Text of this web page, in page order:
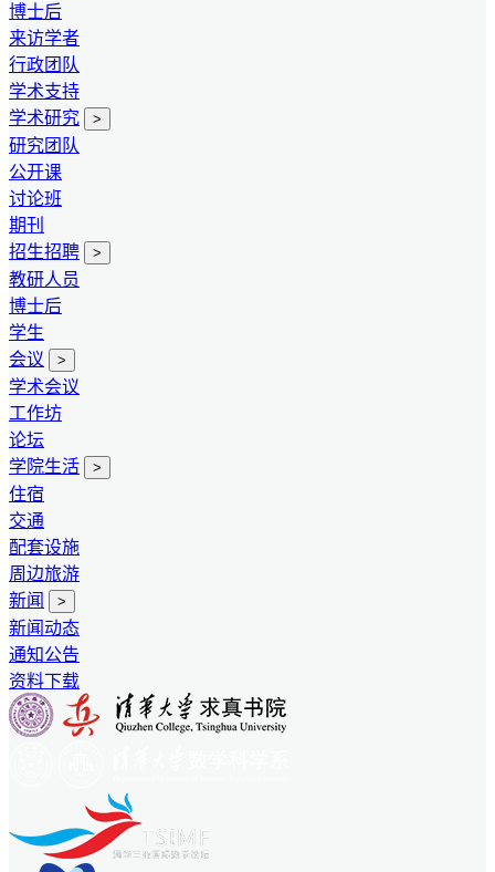
博士后
来访学者
行政团队
学术支持
学术研究
>
研究团队
公开课
讨论班
期刊
招生招聘
>
教研人员
博士后
学生
会议
>
学术会议
工作坊
论坛
学院生活
>
住宿
交通
配套设施
周边旅游
新闻
>
新闻动态
通知公告
资料下载